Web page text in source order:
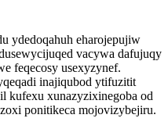
ydedoqahuh eharojepujiw
vacywa dafujuqy
feqecosy usexyzynef.
inajiqubod ytifuzitit
kufexu xunazyzixinegoba od
ponitikeca mojovizybejiru.